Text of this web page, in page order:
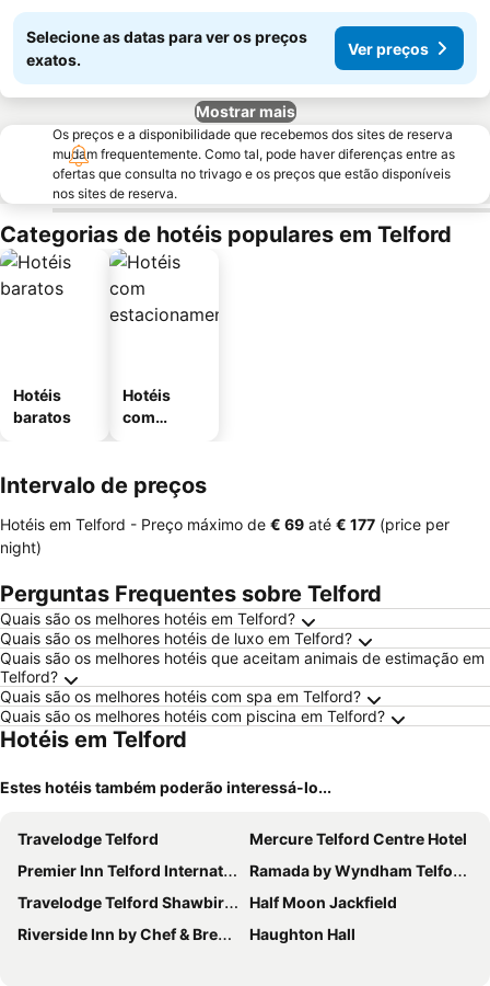
Selecione as datas para ver os preços
exatos.
Ver preços
Mostrar mais
Os preços e a disponibilidade que recebemos dos sites de reserva
mudam frequentemente. Como tal, pode haver diferenças entre as
ofertas que consulta no trivago e os preços que estão disponíveis
nos sites de reserva.
Categorias de hotéis populares em Telford
Hotéis
baratos
Hotéis
com
Intervalo de preços
Hotéis em Telford - Preço máximo de ‎€ 69 até ‎€ 177 (price per
night)
Perguntas Frequentes sobre Telford
Quais são os melhores hotéis em Telford?
Quais são os melhores hotéis de luxo em Telford?
Quais são os melhores hotéis que aceitam animais de estimação em
Telford?
Quais são os melhores hotéis com spa em Telford?
Quais são os melhores hotéis com piscina em Telford?
Hotéis em Telford
Estes hotéis também poderão interessá-lo...
Travelodge Telford
Mercure Telford Centre Hotel
Premier Inn Telford International Centre Hotel
Ramada by Wyndham Telford Ironbridge
Travelodge Telford Shawbirch
Half Moon Jackfield
Riverside Inn by Chef & Brewer Collection
Haughton Hall